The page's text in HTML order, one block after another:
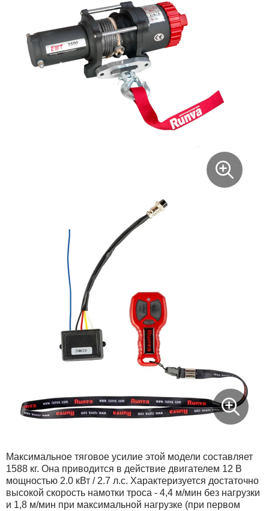
Zaxboard
Максимальное тяговое усилие этой модели составляет
1588 кг. Она приводится в действие двигателем 12 В
мощностью 2.0 кВт / 2.7 л.с. Характеризуется достаточно
высокой скорость намотки троса - 4,4 м/мин без нагрузки
и 1,8 м/мин при максимальной нагрузке (при первом